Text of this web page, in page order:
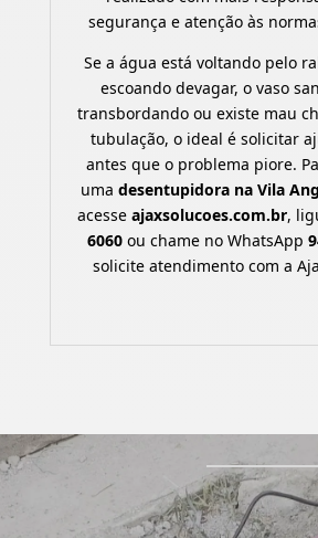
segurança e atenção às
Se a água está voltando pelo
escoando devagar, o vaso
transbordando ou existe mau
tubulação, o ideal é solicitar
antes que o problema piore.
uma desentupidora na Vila
acesse ajaxsolucoes.com.br,
6060 ou chame no WhatsApp
solicite atendimento com a